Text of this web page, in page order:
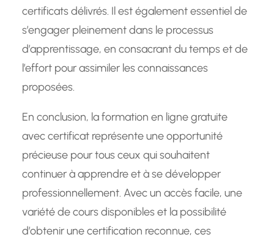
certificats délivrés. Il est également essentiel de
s’engager pleinement dans le processus
d’apprentissage, en consacrant du temps et de
l’effort pour assimiler les connaissances
proposées.
En conclusion, la formation en ligne gratuite
avec certificat représente une opportunité
précieuse pour tous ceux qui souhaitent
continuer à apprendre et à se développer
professionnellement. Avec un accès facile, une
variété de cours disponibles et la possibilité
d’obtenir une certification reconnue, ces